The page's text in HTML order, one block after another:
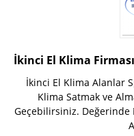
İkinci El Klima
İkinci El Klima Alanlar
Klima Satmak ve
Geçebilirsiniz. Değerinde